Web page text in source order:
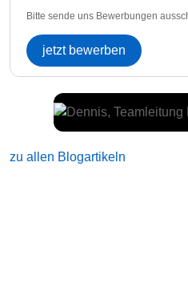
Bitte sende uns Bewerbungen
jetzt bewerben
zu allen Blogartikeln